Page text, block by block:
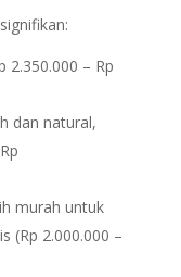
2.350.000 – Rp
dan natural,
murah untuk
(Rp 2.000.000 –